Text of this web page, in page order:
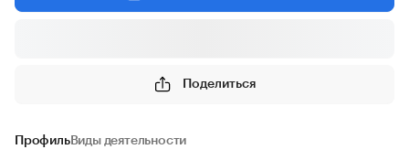
Поделиться
ПрофильВиды деятельности